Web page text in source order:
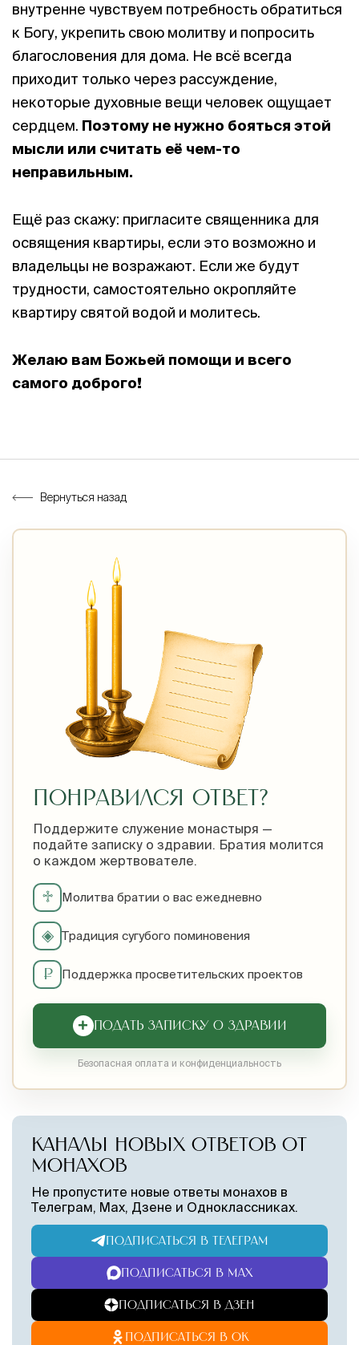
внутренне чувствуем потребность обратиться
к Богу, укрепить свою молитву и попросить
благословения для дома. Не всё всегда
приходит только через рассуждение,
некоторые духовные вещи человек ощущает
сердцем. Поэтому не нужно бояться этой
мысли или считать её чем-то
неправильным.
Ещё раз скажу: пригласите священника для
освящения квартиры, если это возможно и
владельцы не возражают. Если же будут
трудности, самостоятельно окропляйте
квартиру святой водой и молитесь.
Желаю вам Божьей помощи и всего
самого доброго!
Вернуться назад
ПОНРАВИЛСЯ ОТВЕТ?
Поддержите служение монастыря —
подайте записку о здравии. Братия молится
о каждом жертвователе.
♱ Молитва братии о вас ежедневно
◈ Традиция сугубого поминовения
₽ Поддержка просветительских проектов
+ ПОДАТЬ ЗАПИСКУ О ЗДРАВИИ
Безопасная оплата и конфиденциальность
КАНАЛЫ НОВЫХ ОТВЕТОВ ОТ
МОНАХОВ
Не пропустите новые ответы монахов в
Телеграм, Max, Дзене и Одноклассниках.
ПОДПИСАТЬСЯ В ТЕЛЕГРАМ
ПОДПИСАТЬСЯ В MAX
ПОДПИСАТЬСЯ В ДЗЕН
ПОДПИСАТЬСЯ В ОК